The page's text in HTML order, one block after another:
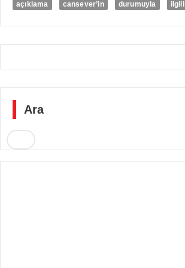
açıklama cansever’in durumuyla ilgili
Ara